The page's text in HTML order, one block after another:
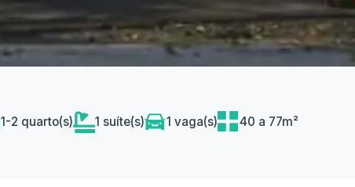
1-2 quarto(s) 1 suíte(s) 1 vaga(s) 40 a 77m²